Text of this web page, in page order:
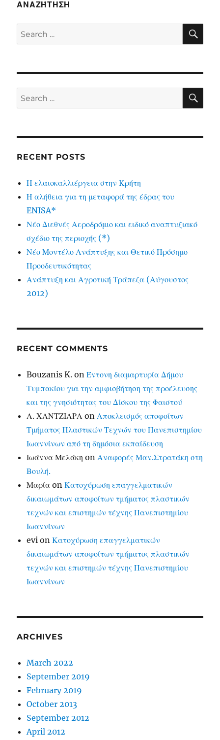
ΑΝΑΖΉΤΗΣΗ
Search
for:
Search
for:
RECENT POSTS
Η ελαιοκαλλιέργεια στην Κρήτη
Η αλήθεια για τη μεταφορά της έδρας του
ENISA*
Νέο Διεθνές Αεροδρόμιο και ειδικό αναπτυξιακό
σχέδιο της περιοχής (*)
Νέο Μοντέλο Ανάπτυξης και Θετικό Πρόσημο
Προοδευτικότητας
Ανάπτυξη και Αγροτική Τράπεζα (Αύγουστος
2012)
RECENT COMMENTS
Bouzanis K. onΈντονη διαμαρτυρία Δήμου
Τυμπακίου για την αμφισβήτηση της προέλευσης
και της γνησιότητας του Δίσκου της Φαιστού
Α. ΧΑΝΤΖΙΑΡΑ onΑποκλεισμός αποφοίτων
Τμήματος Πλαστικών Τεχνών του Πανεπιστημίου
Ιωαννίνων από τη δημόσια εκπαίδευση
Ιωάννα Μελάκη onΑναφορές Μαν.Στρατάκη στη
Βουλή.
Μαρία onΚατοχύρωση επαγγελματικών
δικαιωμάτων αποφοίτων τμήματος πλαστικών
τεχνών και επιστημών τέχνης Πανεπιστημίου
Ιωαννίνων
evi onΚατοχύρωση επαγγελματικών
δικαιωμάτων αποφοίτων τμήματος πλαστικών
τεχνών και επιστημών τέχνης Πανεπιστημίου
Ιωαννίνων
ARCHIVES
March 2022
September 2019
February 2019
October 2013
September 2012
April 2012